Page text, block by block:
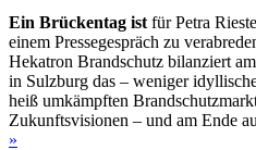
Ein Brückentag ist für Petra
einem Pressegespräch zu
Hekatron Brandschutz bilanziert
in Sulzburg das – weniger
heiß umkämpften
Zukunftsvisionen – und am Ende
»